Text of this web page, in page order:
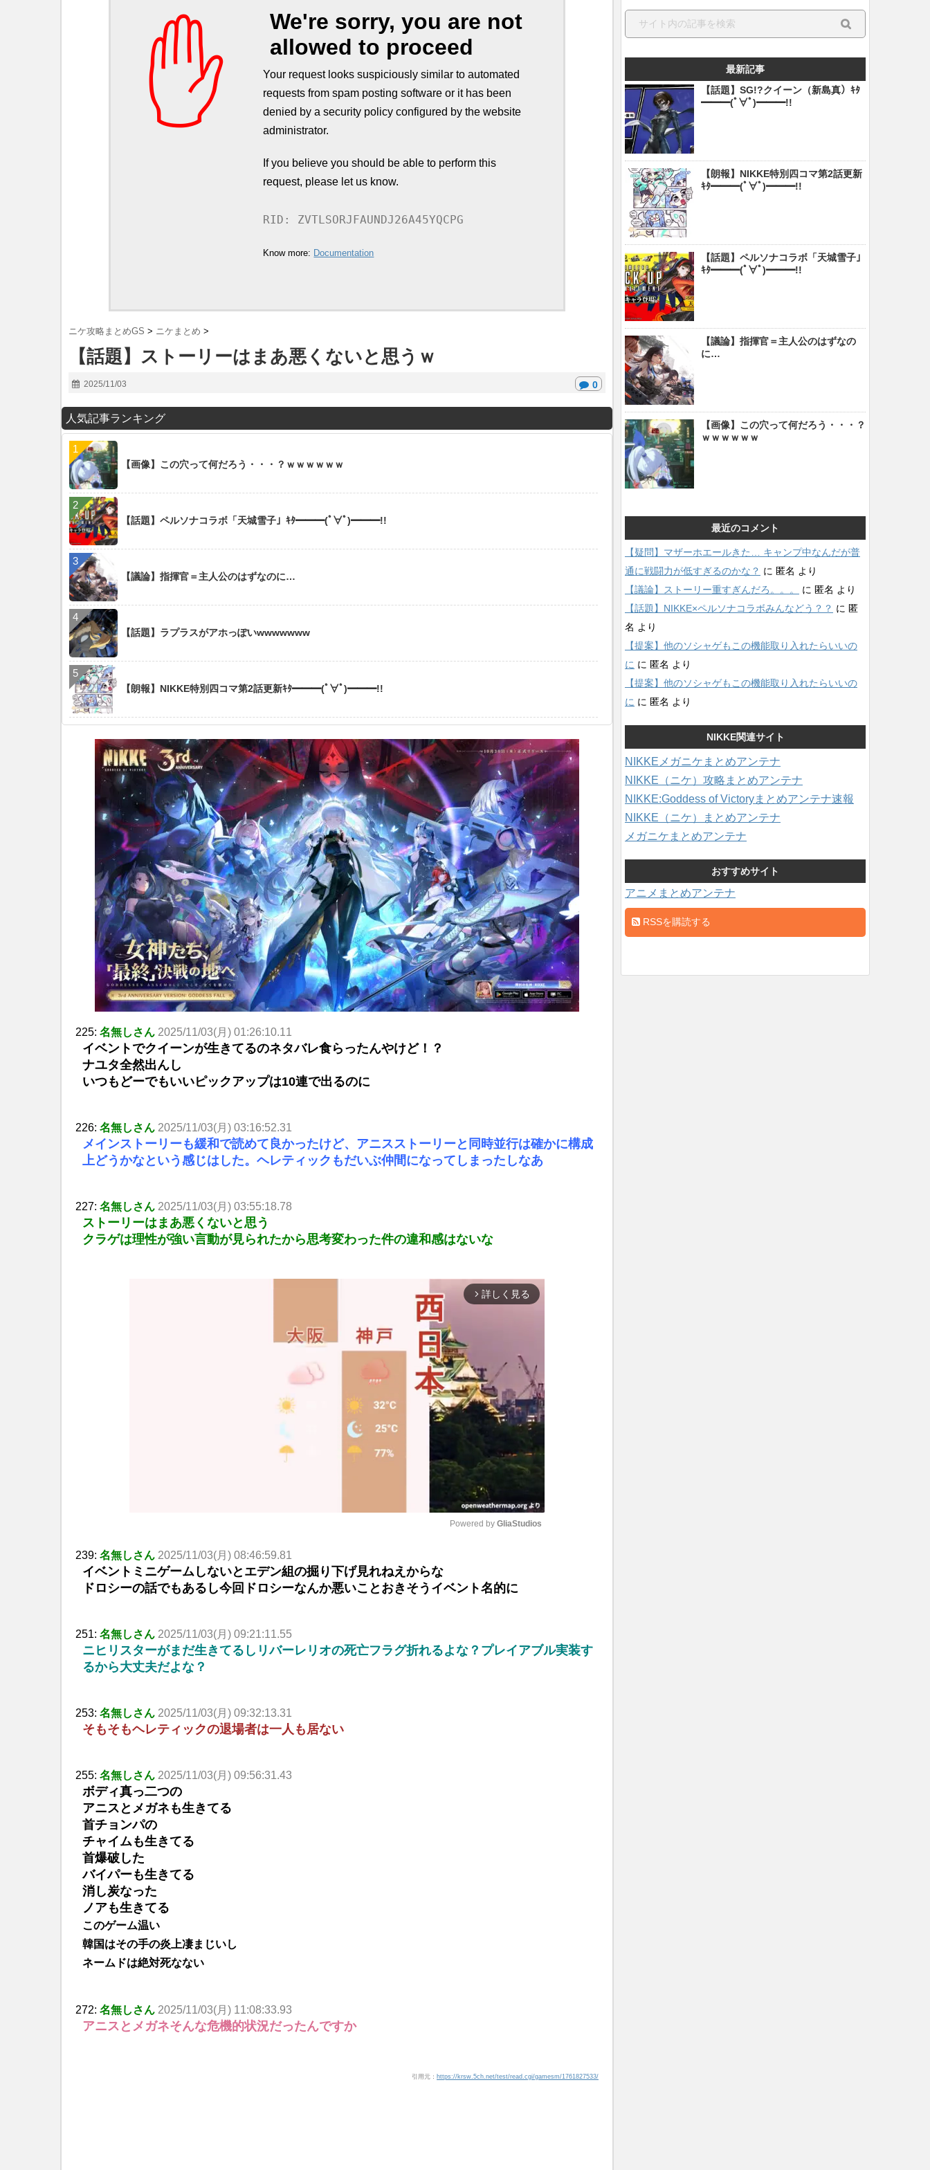
✋
We're sorry, you are not
allowed to proceed
Your request looks suspiciously similar to automated
requests from spam posting software or it has been
denied by a security policy configured by the website
administrator.
If you believe you should be able to perform this
request, please let us know.
RID: ZVTLSORJFAUNDJ26A45YQCPG
Know more: Documentation
ニケ攻略まとめGS > ニケまとめ >
【話題】ストーリーはまあ悪くないと思うｗ
2025/11/03 0
人気記事ランキング
【画像】この穴って何だろう・・・？ｗｗｗｗｗｗ
【話題】ペルソナコラボ「天城雪子」ｷﾀ━━━(ﾟ∀ﾟ)━━━!!
【議論】指揮官＝主人公のはずなのに…
【話題】ラプラスがアホっぽいwwwwwww
【朗報】NIKKE特別四コマ第2話更新ｷﾀ━━━(ﾟ∀ﾟ)━━━!!
225: 名無しさん 2025/11/03(月) 01:26:10.11
イベントでクイーンが生きてるのネタバレ食らったんやけど！？
ナユタ全然出んし
いつもどーでもいいピックアップは10連で出るのに
226: 名無しさん 2025/11/03(月) 03:16:52.31
メインストーリーも緩和で読めて良かったけど、アニスストーリーと同時並行は確かに構成
上どうかなという感じはした。ヘレティックもだいぶ仲間になってしまったしなあ
227: 名無しさん 2025/11/03(月) 03:55:18.78
ストーリーはまあ悪くないと思う
クラゲは理性が強い言動が見られたから思考変わった件の違和感はないな
arrow_forward_ios 詳しく見る
u
Powered by GliaStudios
239: 名無しさん 2025/11/03(月) 08:46:59.81
イベントミニゲームしないとエデン組の掘り下げ見れねえからな
ドロシーの話でもあるし今回ドロシーなんか悪いことおきそうイベント名的に
251: 名無しさん 2025/11/03(月) 09:21:11.55
ニヒリスターがまだ生きてるしリバーレリオの死亡フラグ折れるよな？プレイアブル実装す
るから大丈夫だよな？
253: 名無しさん 2025/11/03(月) 09:32:13.31
そもそもヘレティックの退場者は一人も居ない
255: 名無しさん 2025/11/03(月) 09:56:31.43
ボディ真っ二つの
アニスとメガネも生きてる
首チョンパの
チャイムも生きてる
首爆破した
バイパーも生きてる
消し炭なった
ノアも生きてる
このゲーム温い
韓国はその手の炎上凄まじいし
ネームドは絶対死なない
272: 名無しさん 2025/11/03(月) 11:08:33.93
アニスとメガネそんな危機的状況だったんですか
引用元： https://krsw.5ch.net/test/read.cgi/gamesm/1761827533/
最新記事
【話題】SG!?クイーン（新島真）ｷﾀ
━━━(ﾟ∀ﾟ)━━━!!
【朗報】NIKKE特別四コマ第2話更新
ｷﾀ━━━(ﾟ∀ﾟ)━━━!!
【話題】ペルソナコラボ「天城雪子」
ｷﾀ━━━(ﾟ∀ﾟ)━━━!!
【議論】指揮官＝主人公のはずなの
に…
【画像】この穴って何だろう・・・？
ｗｗｗｗｗｗ
最近のコメント
【疑問】マザーホエールきた… キャンプ中なんだが普
通に戦闘力が低すぎるのかな？ に 匿名 より
【議論】ストーリー重すぎんだろ。。。
に 匿名 より
【話題】NIKKE×ペルソナコラボみんなどう？？ に 匿
名 より
【提案】他のソシャゲもこの機能取り入れたらいいの
に に 匿名 より
【提案】他のソシャゲもこの機能取り入れたらいいの
に に 匿名 より
NIKKE関連サイト
NIKKEメガニケまとめアンテナ
NIKKE（ニケ）攻略まとめアンテナ
NIKKE:Goddess of Victoryまとめアンテナ速報
NIKKE（ニケ）まとめアンテナ
メガニケまとめアンテナ
おすすめサイト
アニメまとめアンテナ
RSSを購読する